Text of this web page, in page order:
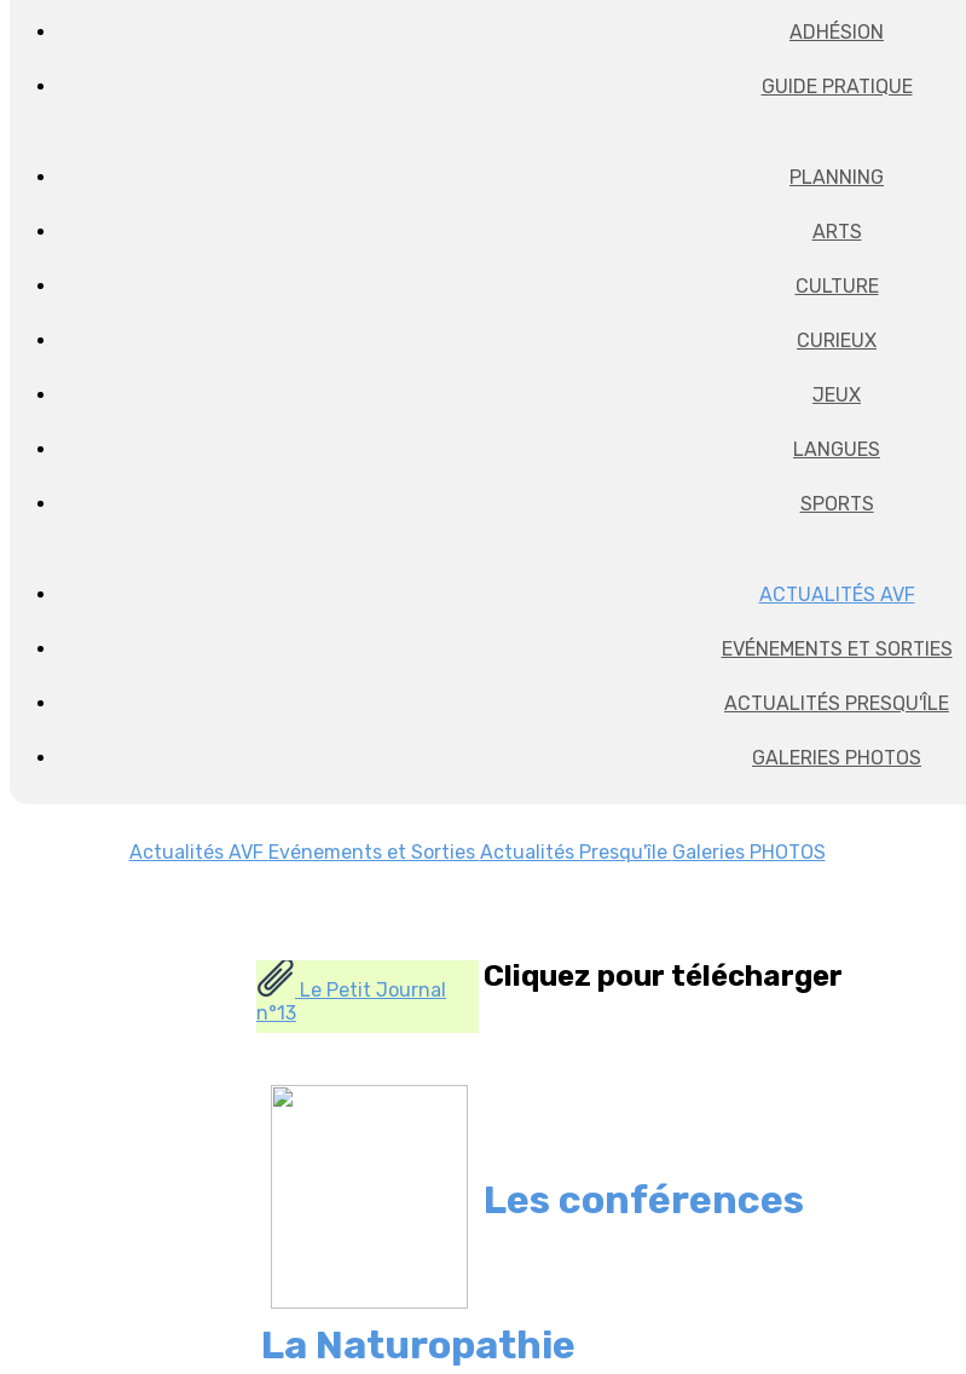
ADHÉSION
GUIDE PRATIQUE
PLANNING
ARTS
CULTURE
CURIEUX
JEUX
LANGUES
SPORTS
ACTUALITÉS AVF
EVÉNEMENTS ET SORTIES
ACTUALITÉS PRESQU'ÎLE
GALERIES PHOTOS
Actualités AVF Evénements et Sorties Actualités Presqu'île Galeries PHOTOS
Le Petit Journal
n°13
Cliquez pour télécharger
Les conférences
La Naturopathie